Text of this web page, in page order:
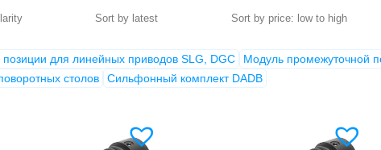
для линейных приводов SLG, DGC
Модуль промежуточной
столов
Сильфонный комплект DADB